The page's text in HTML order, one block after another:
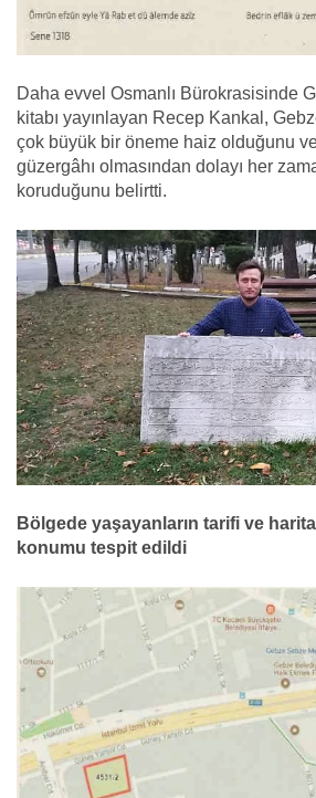
Daha evvel Osmanlı Bürokrasisinde
kitabı yayınlayan Recep Kankal,
çok büyük bir öneme haiz olduğunu
güzergâhı olmasından dolayı her
koruduğunu belirtti.
Bölgede yaşayanların tarifi ve
konumu tespit edildi